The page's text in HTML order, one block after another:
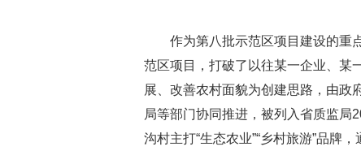
作为第八批示范区项目建设的重
范区项目，打破了以往某一企业、某
展、改善农村面貌为创建思路，由政
局等部门协同推进，被列入省质监局
沟村主打“生态农业”“乡村旅游”品